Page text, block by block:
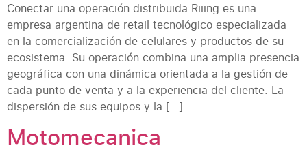
Conectar una operación distribuida Riiing es una
empresa argentina de retail tecnológico especializada
en la comercialización de celulares y productos de su
ecosistema. Su operación combina una amplia presencia
geográfica con una dinámica orientada a la gestión de
cada punto de venta y a la experiencia del cliente. La
dispersión de sus equipos y la […]
Motomecanica